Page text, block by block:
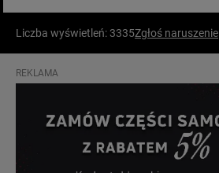
Liczba wyświetleń: 3335Zgłoś naruszenie
REKLAMA